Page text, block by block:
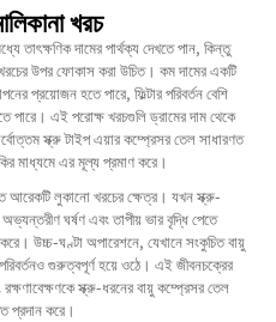
খরচ
তাৎক্ষণিক দামের পার্থক্য দেখতে পান, কিন্তু
উপর ফোকাস করা উচিত। কম দামের একটি
প্রয়োজন হতে পারে, ফিল্টার পরিবর্তন বেশি
পারে। এই পরোক্ষ খরচগুলি ড্রামের দাম থেকে
স্ক্রু টাইপ এয়ার কম্প্রেসর তেল সাধারণত
মাধ্যমে এর মূল্য প্রমাণ করে।
আরেকটি লুকানো খরচের ক্ষেত্র। যখন স্ক্রু-
ঘর্ষণ এবং তাপীয় ভার বৃদ্ধি পেতে
উচ্চ-ঘণ্টা অপারেশনে, যেখানে সংকুচিত বায়ু
গুরুত্বপূর্ণ হয়ে ওঠে। এই জীবনচক্রের
স্ক্রু-ধরনের বায়ু কম্প্রেসর তেল
প্রদান করে।